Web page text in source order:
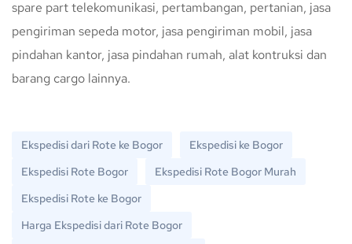
spare part telekomunikasi, pertambangan, pertanian, jasa
pengiriman sepeda motor, jasa pengiriman mobil, jasa
pindahan kantor, jasa pindahan rumah, alat kontruksi dan
barang cargo lainnya.
Ekspedisi dari Rote ke Bogor
Ekspedisi ke Bogor
Ekspedisi Rote Bogor
Ekspedisi Rote Bogor Murah
Ekspedisi Rote ke Bogor
Harga Ekspedisi dari Rote Bogor